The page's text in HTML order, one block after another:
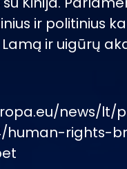
ir politinius
ir uigūrų
news/lt/
human-rights-